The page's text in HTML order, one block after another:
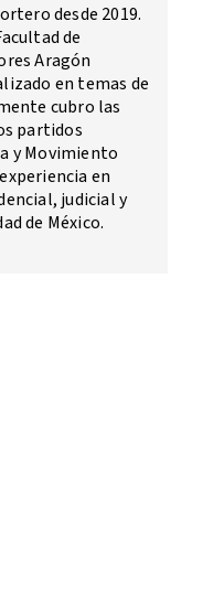
desde 2019.
de
Aragón
en temas de
cubro las
partidos
y Movimiento
en
judicial y
de México.